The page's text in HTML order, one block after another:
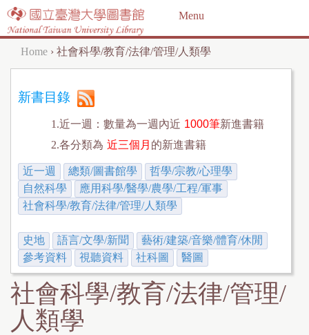
Jump to navigation
Menu
Y
o
r
e
h
e
r
e
Home › 社會科學/教育/法律/管理/人類學
新書目錄
1.近一週：數量為一週內近 1000筆新進書籍
2.各分類為 近三個月 的新進書籍
近一週 總類/圖書館學
哲學/宗教/心理學
自然科學
應用科學/醫學/農學/工程/軍事
社會科學/教育/法律/管理/人類學
史地 語言/文學/新聞
藝術/建築/音樂/體育/休閒
參考資料
視聽資料 社科圖 醫圖
社會科學/教育/法律/管理/
人類學